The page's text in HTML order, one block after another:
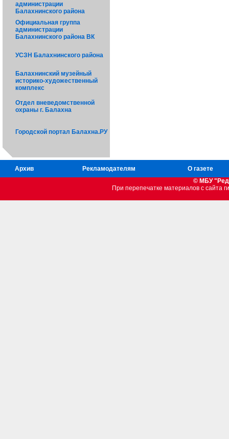
администрации
Балахнинского района
Официальная группа
администрации
Балахнинского района ВК
УСЗН Балахнинского района
Балахнинский музейный
историко-художественный
комплекс
Отдел вневедомственной
охраны г. Балахна
Городской портал Балахна.РУ
Архив Рекламодателям
О газете
© МБУ
При перепечатке материалов c сайта